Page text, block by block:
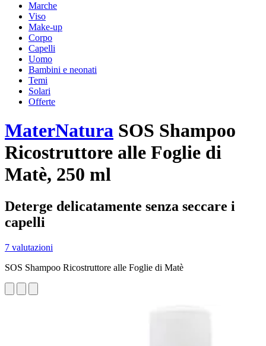
Marche
Viso
Make-up
Corpo
Capelli
Uomo
Bambini e neonati
Temi
Solari
Offerte
MaterNatura SOS Shampoo
Ricostruttore alle Foglie di
Matè, 250 ml
Deterge delicatamente senza seccare i
capelli
7 valutazioni
SOS Shampoo Ricostruttore alle Foglie di Matè